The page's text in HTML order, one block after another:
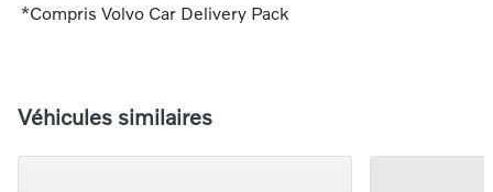
*Compris Volvo Car Delivery Pack
Véhicules similaires